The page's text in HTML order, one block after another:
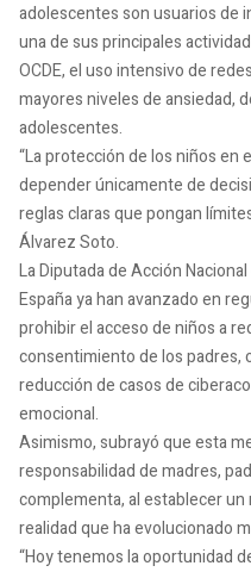
adolescentes son usuarios de
una de sus principales
OCDE, el uso intensivo de
mayores niveles de ansiedad,
adolescentes.
“La protección de los niños en
depender únicamente de
reglas claras que pongan
Álvarez Soto.
La Diputada de Acción
España ya han avanzado en
prohibir el acceso de niños a
consentimiento de los padres,
reducción de casos de
emocional.
Asimismo, subrayó que esta
responsabilidad de madres,
complementa, al establecer
realidad que ha evolucionado
“Hoy tenemos la oportunidad